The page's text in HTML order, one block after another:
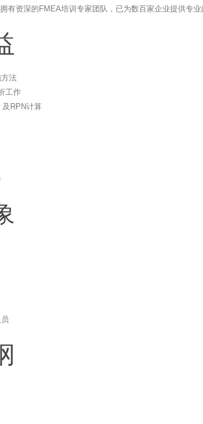
有资深的FMEA培训专家团队，已为数百家企业提供专业
法
工作
RPN计算